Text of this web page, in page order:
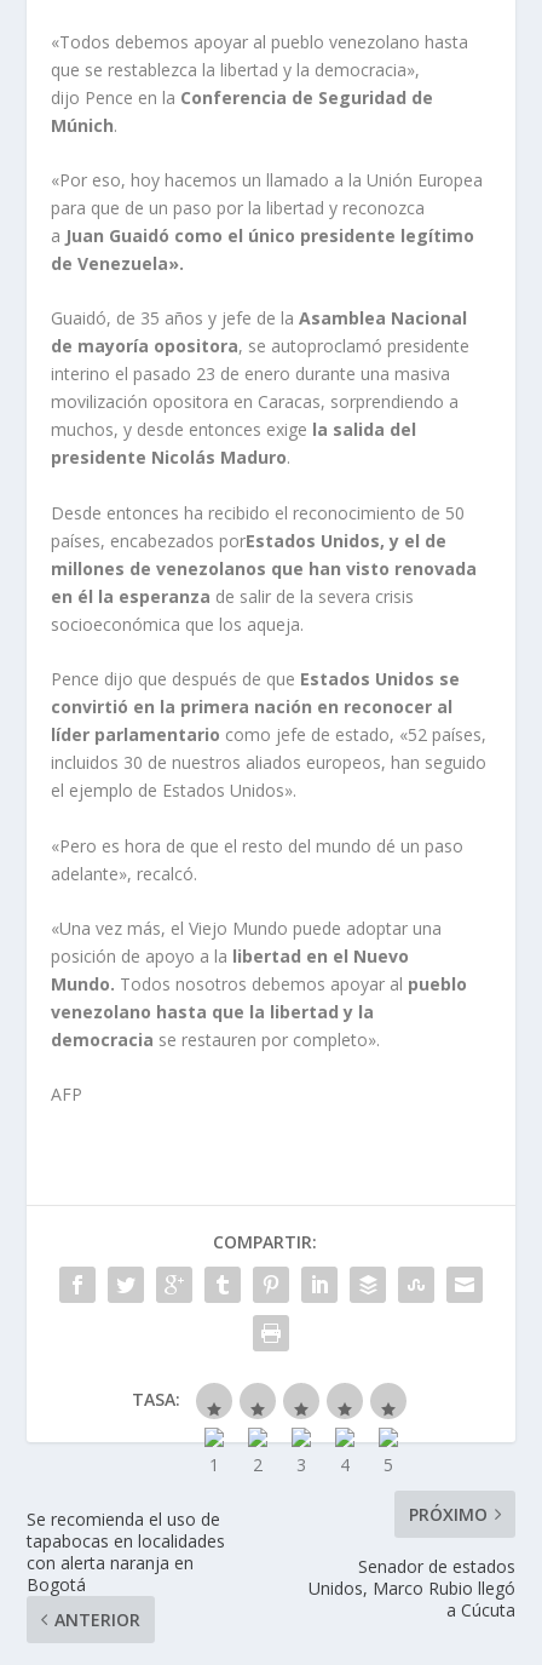
«Todos debemos apoyar al pueblo venezolano hasta
que se restablezca la libertad y la democracia»,
dijo Pence en la Conferencia de Seguridad de
Múnich.
«Por eso, hoy hacemos un llamado a la Unión Europea
para que de un paso por la libertad y reconozca
a Juan Guaidó como el único presidente legítimo
de Venezuela».
Guaidó, de 35 años y jefe de la Asamblea Nacional
de mayoría opositora, se autoproclamó presidente
interino el pasado 23 de enero durante una masiva
movilización opositora en Caracas, sorprendiendo a
muchos, y desde entonces exige la salida del
presidente Nicolás Maduro.
Desde entonces ha recibido el reconocimiento de 50
países, encabezados porEstados Unidos, y el de
millones de venezolanos que han visto renovada
en él la esperanza de salir de la severa crisis
socioeconómica que los aqueja.
Pence dijo que después de que Estados Unidos se
convirtió en la primera nación en reconocer al
líder parlamentario como jefe de estado, «52 países,
incluidos 30 de nuestros aliados europeos, han seguido
el ejemplo de Estados Unidos».
«Pero es hora de que el resto del mundo dé un paso
adelante», recalcó.
«Una vez más, el Viejo Mundo puede adoptar una
posición de apoyo a la libertad en el Nuevo
Mundo. Todos nosotros debemos apoyar al pueblo
venezolano hasta que la libertad y la
democracia se restauren por completo».
AFP
COMPARTIR:
TASA:
Se recomienda el uso de
tapabocas en localidades
con alerta naranja en
Bogotá
ANTERIOR
PRÓXIMO
Senador de estados
Unidos, Marco Rubio llegó
a Cúcuta